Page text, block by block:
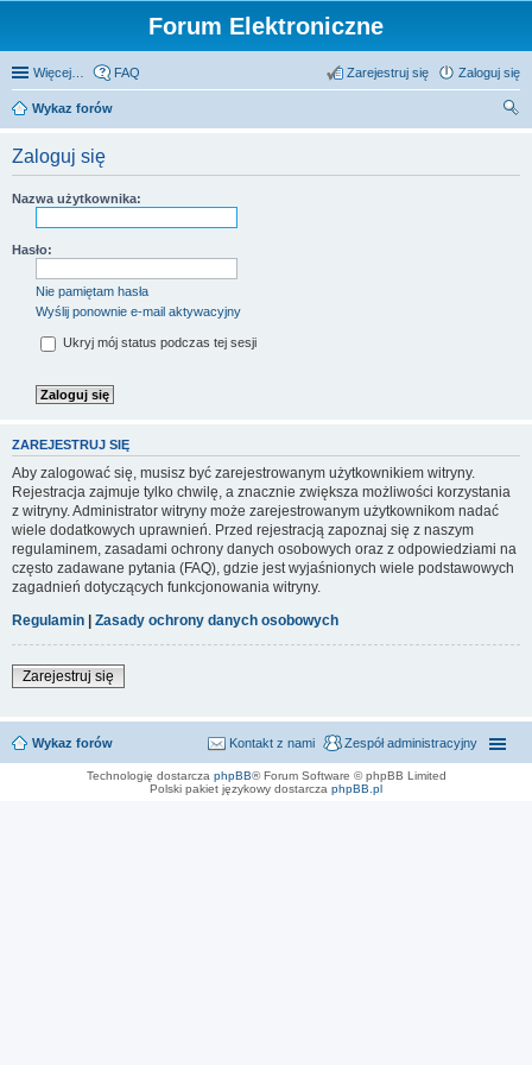
Forum Elektroniczne
Więcej… FAQ Zaloguj się
Zarejestruj się
Wykaz forów
Zaloguj się
Nazwa użytkownika:
Hasło:
Nie pamiętam hasła
Wyślij ponownie e-mail aktywacyjny
Ukryj mój status podczas tej sesji
ZAREJESTRUJ SIĘ
Aby zalogować się, musisz być zarejestrowanym użytkownikiem witryny.
Rejestracja zajmuje tylko chwilę, a znacznie zwiększa możliwości korzystania
z witryny. Administrator witryny może zarejestrowanym użytkownikom nadać
wiele dodatkowych uprawnień. Przed rejestracją zapoznaj się z naszym
regulaminem, zasadami ochrony danych osobowych oraz z odpowiedziami na
często zadawane pytania (FAQ), gdzie jest wyjaśnionych wiele podstawowych
zagadnień dotyczących funkcjonowania witryny.
Regulamin | Zasady ochrony danych osobowych
Zarejestruj się
Wykaz forów Zespół administracyjny
Kontakt z nami
Technologię dostarcza phpBB® Forum Software © phpBB Limited
Polski pakiet językowy dostarcza phpBB.pl